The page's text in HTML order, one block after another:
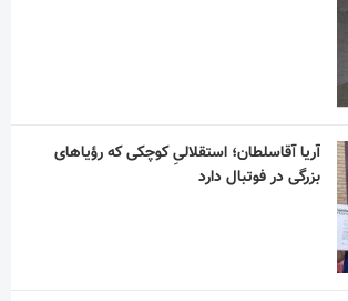
آریا آقاسلطان؛ استقلالیِ کوچکی که رؤیاهای
بزرگی در فوتبال دارد